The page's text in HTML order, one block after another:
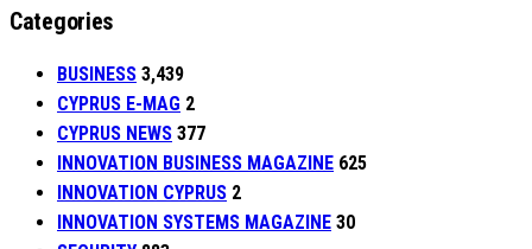
Categories
BUSINESS 3,439
CYPRUS E-MAG 2
CYPRUS NEWS 377
INNOVATION BUSINESS MAGAZINE 625
INNOVATION CYPRUS 2
INNOVATION SYSTEMS MAGAZINE 30